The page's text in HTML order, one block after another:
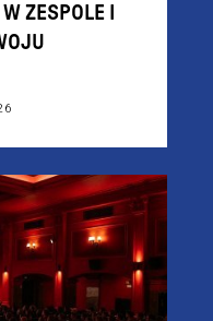
ZESPOLE I